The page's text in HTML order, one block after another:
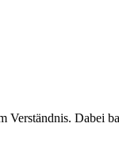
Dabei